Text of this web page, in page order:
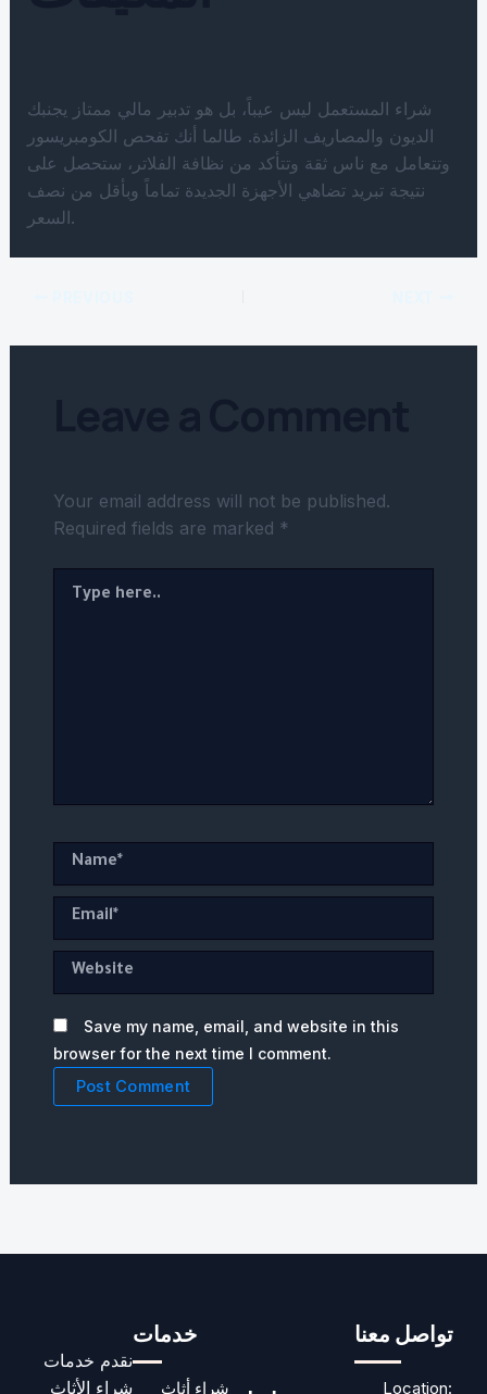
شراء المستعمل ليس عيباً، بل هو تدبير مالي ممتاز يجنبك
الديون والمصاريف الزائدة. طالما أنك تفحص الكومبريسور
وتتعامل مع ناس ثقة وتتأكد من نظافة الفلاتر، ستحصل على
نتيجة تبريد تضاهي الأجهزة الجديدة تماماً وبأقل من نصف
السعر.
Your email address will not be published.
Required fields are marked *
here..
Name*
Email*
Website
Save my name, email, and website in this
browser for the next time I comment.
نقدم خدمات
شراء الأثاث
خدمات
شراء أثاث
تواصل معنا
Location: